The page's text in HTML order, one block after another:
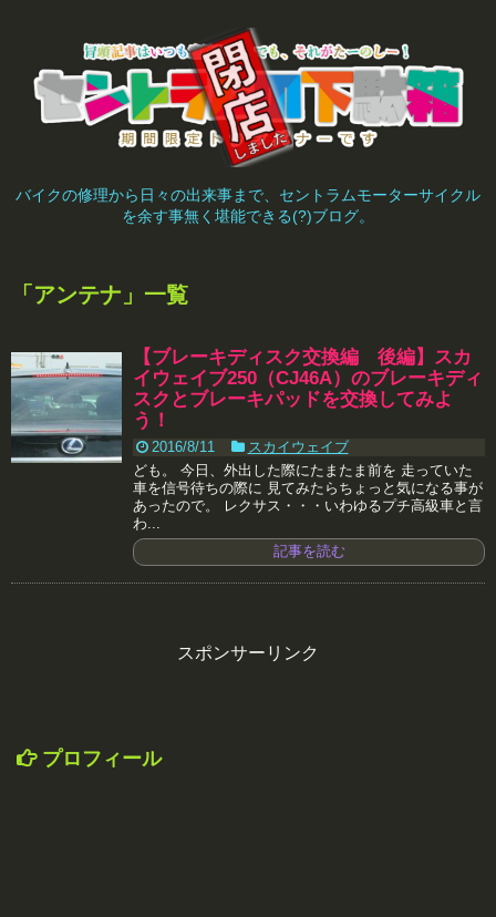
バイクの修理から日々の出来事まで、セントラムモーターサイクル
を余す事無く堪能できる(?)ブログ。
「 アンテナ 」 一覧
【ブレーキディスク交換編 後編】スカ
イウェイブ250（CJ46A）のブレーキディ
スクとブレーキパッドを交換してみよ
う！
2016/8/11
スカイウェイブ
ども。 今日、外出した際にたまたま前を 走っていた
車を信号待ちの際に 見てみたらちょっと気になる事が
あったので。 レクサス・・・いわゆるプチ高級車と言
わ...
記事を読む
スポンサーリンク
プロフィール